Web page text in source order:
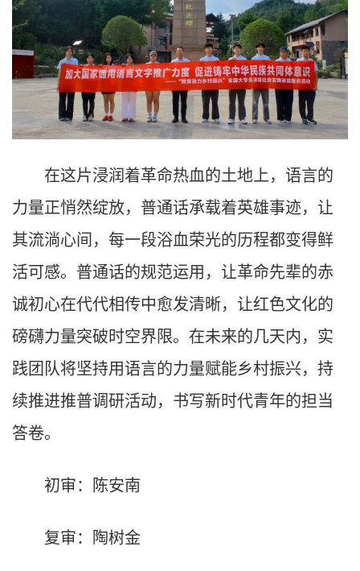
在这片浸润着革命热血的土地上，语言的
力量正悄然绽放，普通话承载着英雄事迹，让
其流淌心间，每一段浴血荣光的历程都变得鲜
活可感。普通话的规范运用，让革命先辈的赤
诚初心在代代相传中愈发清晰，让红色文化的
磅礴力量突破时空界限。在未来的几天内，实
践团队将坚持用语言的力量赋能乡村振兴，持
续推进推普调研活动，书写新时代青年的担当
答卷。
初审：陈安南
复审：陶树金